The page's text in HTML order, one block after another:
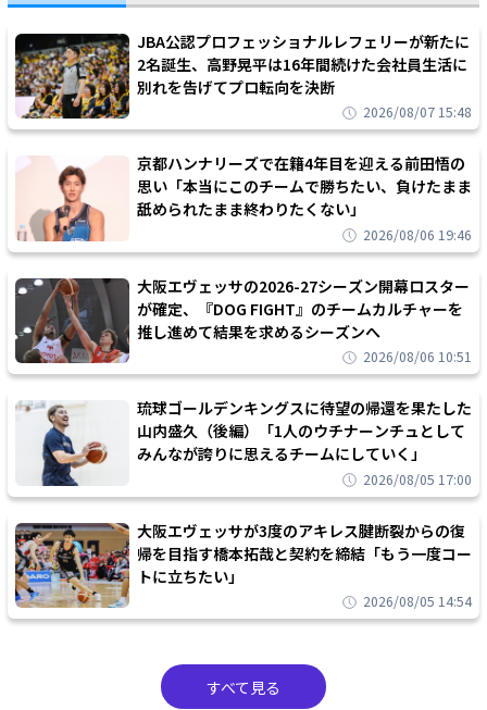
JBA公認プロフェッショナルレフェリーが新たに
2名誕生、高野晃平は16年間続けた会社員生活に
別れを告げてプロ転向を決断
2026/08/07 15:48
京都ハンナリーズで在籍4年目を迎える前田悟の
思い「本当にこのチームで勝ちたい、負けたまま
舐められたまま終わりたくない」
2026/08/06 19:46
大阪エヴェッサの2026-27シーズン開幕ロスター
が確定、『DOG FIGHT』のチームカルチャーを
推し進めて結果を求めるシーズンへ
2026/08/06 10:51
琉球ゴールデンキングスに待望の帰還を果たした
山内盛久（後編）「1人のウチナーンチュとして
みんなが誇りに思えるチームにしていく」
2026/08/05 17:00
大阪エヴェッサが3度のアキレス腱断裂からの復
帰を目指す橋本拓哉と契約を締結「もう一度コー
トに立ちたい」
2026/08/05 14:54
すべて見る